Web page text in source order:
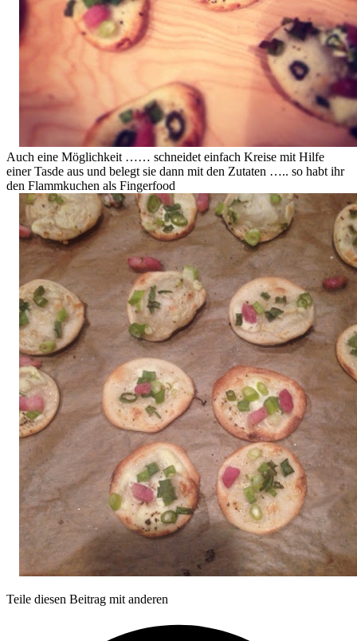
Auch eine Möglichkeit …… schneidet einfach Kreise mit Hilfe
einer Tasde aus und belegt sie dann mit den Zutaten ….. so habt ihr
den Flammkuchen als Fingerfood
Teile diesen Beitrag mit anderen